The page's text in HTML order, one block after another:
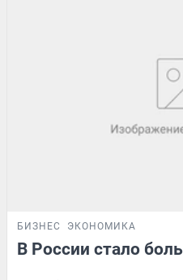
БИЗНЕС ЭКОНОМИКА
В России стало